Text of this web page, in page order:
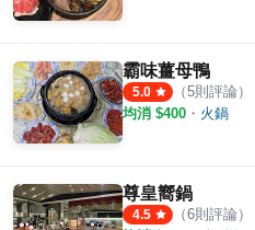
霸味薑母鴨
5.0 （5則評論）
均消 $400 ・ 火鍋
尊皇嚮鍋
4.5 （6則評論）